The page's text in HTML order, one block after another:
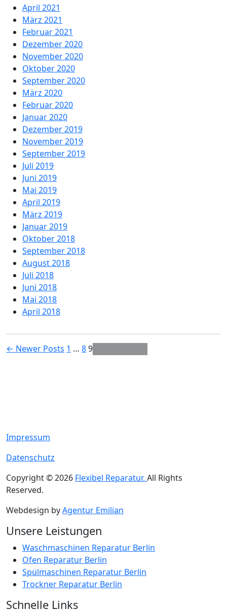
April 2021
März 2021
Februar 2021
Dezember 2020
November 2020
Oktober 2020
September 2020
März 2020
Februar 2020
Januar 2020
Dezember 2019
November 2019
September 2019
Juli 2019
Juni 2019
Mai 2019
April 2019
März 2019
Januar 2019
Oktober 2018
September 2018
August 2018
Juli 2018
Juni 2018
Mai 2018
April 2018
Seitennummerierung
← Newer Posts 1 … 89
Impressum
Datenschutz
Copyright © 2026 Flexibel Reparatur. All Rights
Reserved.
Webdesign byAgentur Emilian
Unsere Leistungen
Waschmaschinen Reparatur Berlin
Ofen Reparatur Berlin
Spülmaschinen Reparatur Berlin
Trockner Reparatur Berlin
Schnelle Links